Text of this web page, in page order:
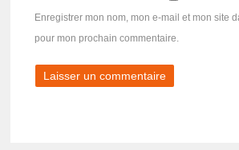
Enregistrer mon nom, mon e-mail et mon site
pour mon prochain commentaire.